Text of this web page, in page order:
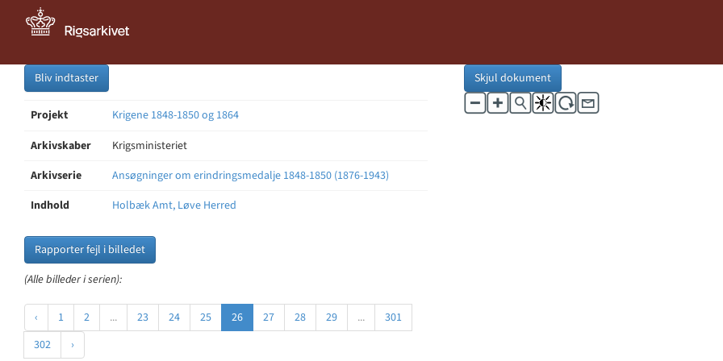
Bliv indtaster
Projekt
Krigene 1848-1850 og 1864
Arkivskaber
Krigsministeriet
Arkivserie
Ansøgninger om erindringsmedalje 1848-1850 (1876-1943)
Indhold
Holbæk Amt, Løve Herred
Rapporter fejl i billedet
(Alle billeder i serien):
‹ 1 2 ... 23 24 25 26 27 28 29 ...
301
302
›
Skjul dokument